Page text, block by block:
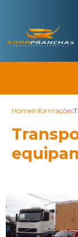
HomeInformações